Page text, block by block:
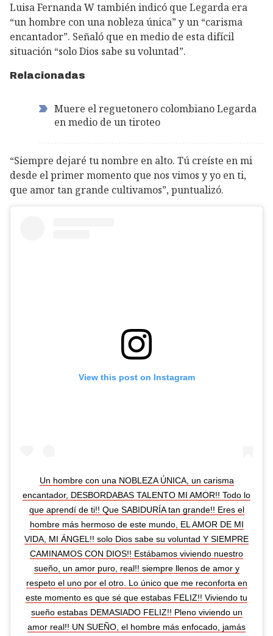
Luisa Fernanda W también indicó que Legarda era
“un hombre con una nobleza única” y un “carisma
encantador”. Señaló que en medio de esta difícil
situación “solo Dios sabe su voluntad”.
Relacionadas
Muere el reguetonero colombiano Legarda
en medio de un tiroteo
“Siempre dejaré tu nombre en alto. Tú creíste en mi
desde el primer momento que nos vimos y yo en ti,
que amor tan grande cultivamos”, puntualizó.
View this post on Instagram
Un hombre con una NOBLEZA ÚNICA, un carisma
encantador, DESBORDABAS TALENTO MI AMOR!! Todo lo
que aprendí de ti!! Que SABIDURÍA tan grande!! Eres el
hombre más hermoso de este mundo, EL AMOR DE MI
VIDA, MI ÁNGEL!! solo Dios sabe su voluntad Y SIEMPRE
CAMINAMOS CON DIOS!! Estábamos viviendo nuestro
sueño, un amor puro, real!! siempre llenos de amor y
respeto el uno por el otro. Lo único que me reconforta en
este momento es que sé que estabas FELIZ!! Viviendo tu
sueño estabas DEMASIADO FELIZ!! Pleno viviendo un
amor real!! UN SUEÑO, el hombre más enfocado, jamás